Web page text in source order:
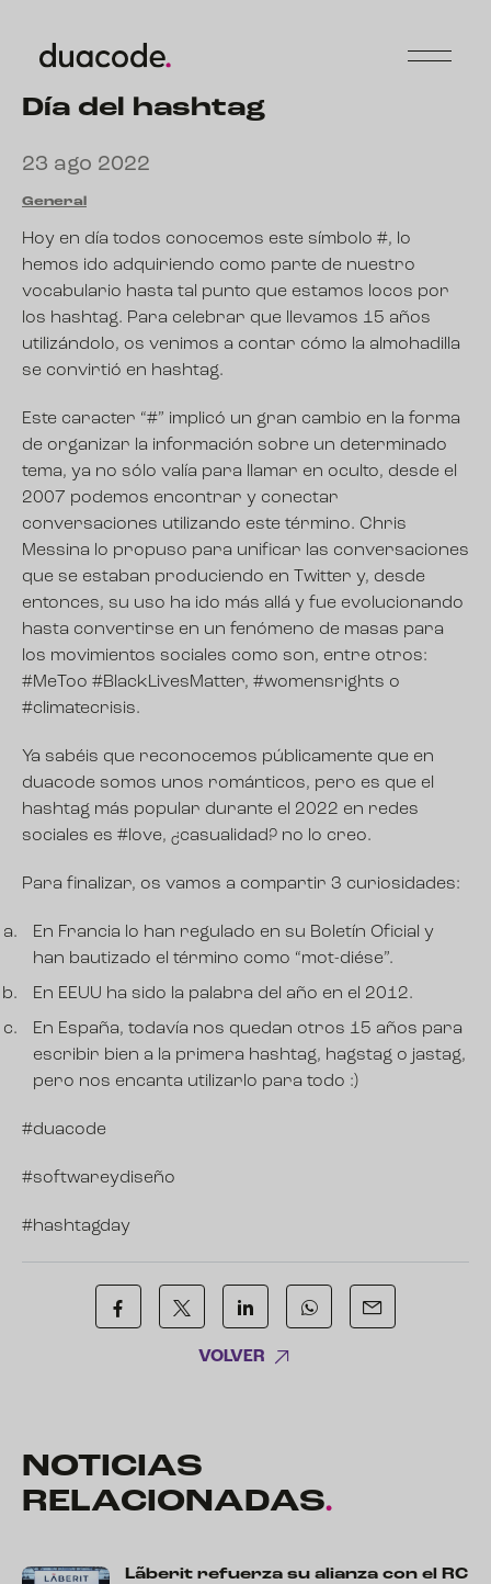
Día del hashtag
23 ago 2022
General
Hoy en día todos conocemos este símbolo #, lo
hemos ido adquiriendo como parte de nuestro
vocabulario hasta tal punto que estamos locos por
los hashtag. Para celebrar que llevamos 15 años
utilizándolo, os venimos a contar cómo la almohadilla
se convirtió en hashtag.
Este caracter “#” implicó un gran cambio en la forma
de organizar la información sobre un determinado
tema, ya no sólo valía para llamar en oculto, desde el
2007 podemos encontrar y conectar
conversaciones utilizando este término. Chris
Messina lo propuso para unificar las conversaciones
que se estaban produciendo en Twitter y, desde
entonces, su uso ha ido más allá y fue evolucionando
hasta convertirse en un fenómeno de masas para
los movimientos sociales como son, entre otros:
#MeToo #BlackLivesMatter, #womensrights o
#climatecrisis.
Ya sabéis que reconocemos públicamente que en
duacode somos unos románticos, pero es que el
hashtag más popular durante el 2022 en redes
sociales es #love, ¿casualidad? no lo creo.
Para finalizar, os vamos a compartir 3 curiosidades:
En Francia lo han regulado en su Boletín Oficial y
han bautizado el término como “mot-diése”.
En EEUU ha sido la palabra del año en el 2012.
En España, todavía nos quedan otros 15 años para
escribir bien a la primera hashtag, hagstag o jastag,
pero nos encanta utilizarlo para todo :)
#duacode
#softwareydiseño
#hashtagday
VOLVER
NOTICIAS
RELACIONADAS.
Lãberit refuerza su alianza con el RC